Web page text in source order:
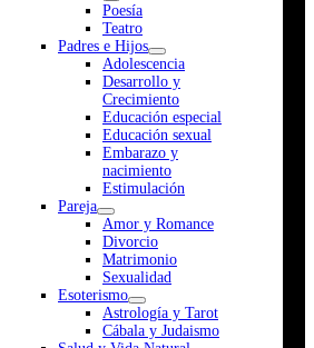
Poesía
Teatro
Padres e Hijos
Adolescencia
Desarrollo y
Crecimiento
Educación especial
Educación sexual
Embarazo y
nacimiento
Estimulación
Pareja
Amor y Romance
Divorcio
Matrimonio
Sexualidad
Esoterismo
Astrología y Tarot
Cábala y Judaismo